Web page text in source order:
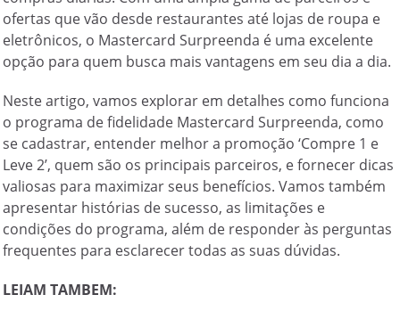
ofertas que vão desde restaurantes até lojas de roupa e
eletrônicos, o Mastercard Surpreenda é uma excelente
opção para quem busca mais vantagens em seu dia a dia.
Neste artigo, vamos explorar em detalhes como funciona
o programa de fidelidade Mastercard Surpreenda, como
se cadastrar, entender melhor a promoção ‘Compre 1 e
Leve 2’, quem são os principais parceiros, e fornecer dicas
valiosas para maximizar seus benefícios. Vamos também
apresentar histórias de sucesso, as limitações e
condições do programa, além de responder às perguntas
frequentes para esclarecer todas as suas dúvidas.
LEIAM TAMBEM: